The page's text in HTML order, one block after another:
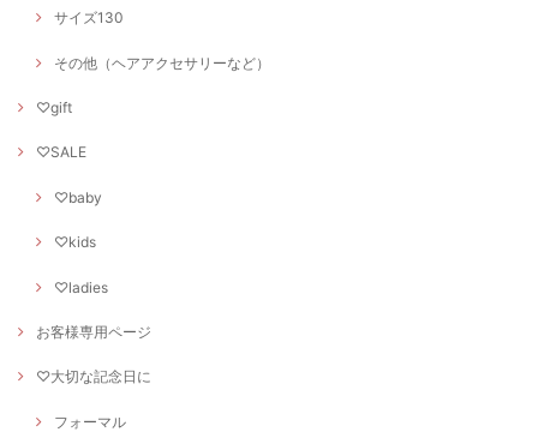
サイズ130
その他（ヘアアクセサリーなど）
♡gift
♡SALE
♡baby
♡kids
♡ladies
お客様専用ページ
♡大切な記念日に
フォーマル